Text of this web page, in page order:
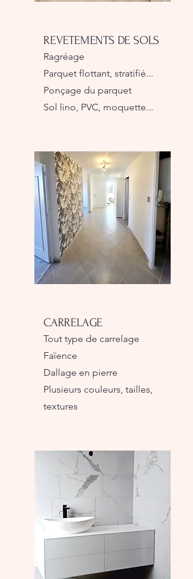
REVETEMENTS DE SOLS
Ragréage
Parquet flottant, stratifié...
Ponçage du parquet
Sol lino, PVC, moquette...
CARRELAGE
Tout type de carrelage
Faïence
Dallage en pierre
Plusieurs couleurs, tailles,
textures